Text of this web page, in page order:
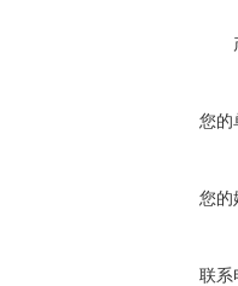
您的
您的
联系